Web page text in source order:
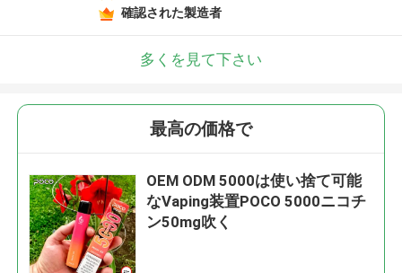
確認された製造者
多くを見て下さい
最高の価格で
OEM ODM 5000は使い捨て可能
なVaping装置POCO 5000ニコチ
ン50mg吹く